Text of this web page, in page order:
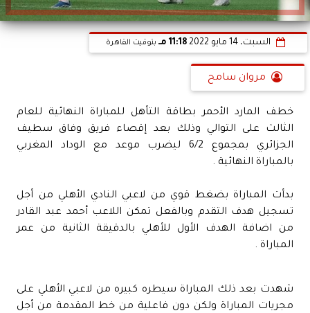
السبت، 14 مايو 2022 11:18 مـ بتوقيت القاهرة
مروان سامح
خطف المارد الأحمر بطاقة التأهل للمباراة النهائية للعام
الثالث على التوالي وذلك بعد إقصاء فريق وفاق سطيف
الجزائري بمجموع 6/2 ليضرب موعد مع الوداد المغربي
بالمباراة النهائية .
بدأت المباراة بضغط قوي من لاعبي النادي الأهلي من أجل
تسجيل هدف التقدم وبالفعل تمكن اللاعب أحمد عبد القادر
من اضافة الهدف الأول للأهلي بالدقيقة الثانية من عمر
المباراة .
شهدت بعد ذلك المباراة سيطره كبيره من لاعبي الأهلي على
مجريات المباراة ولكن دون فاعلية من خط المقدمة من أجل